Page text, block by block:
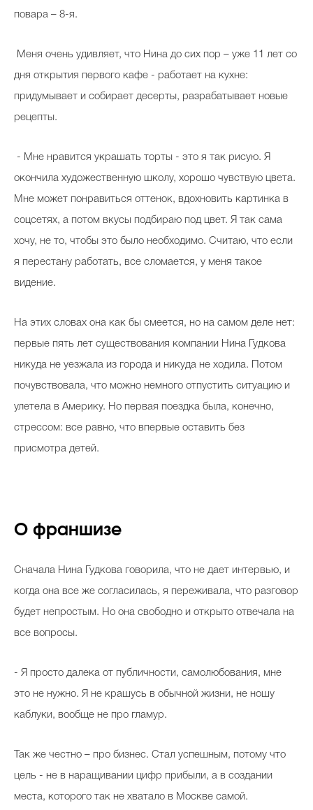
повара – 8-я.
Меня очень удивляет, что Нина до сих пор – уже 11 лет со
дня открытия первого кафе - работает на кухне:
придумывает и собирает десерты, разрабатывает новые
рецепты.
- Мне нравится украшать торты - это я так рисую. Я
окончила художественную школу, хорошо чувствую цвета.
Мне может понравиться оттенок, вдохновить картинка в
соцсетях, а потом вкусы подбираю под цвет. Я так сама
хочу, не то, чтобы это было необходимо. Считаю, что если
я перестану работать, все сломается, у меня такое
видение.
На этих словах она как бы смеется, но на самом деле нет:
первые пять лет существования компании Нина Гудкова
никуда не уезжала из города и никуда не ходила. Потом
почувствовала, что можно немного отпустить ситуацию и
улетела в Америку. Но первая поездка была, конечно,
стрессом: все равно, что впервые оставить без
присмотра детей.
О франшизе
Сначала Нина Гудкова говорила, что не дает интервью, и
когда она все же согласилась, я переживала, что разговор
будет непростым. Но она свободно и открыто отвечала на
все вопросы.
- Я просто далека от публичности, самолюбования, мне
это не нужно. Я не крашусь в обычной жизни, не ношу
каблуки, вообще не про гламур.
Так же честно – про бизнес. Стал успешным, потому что
цель - не в наращивании цифр прибыли, а в создании
места, которого так не хватало в Москве самой.